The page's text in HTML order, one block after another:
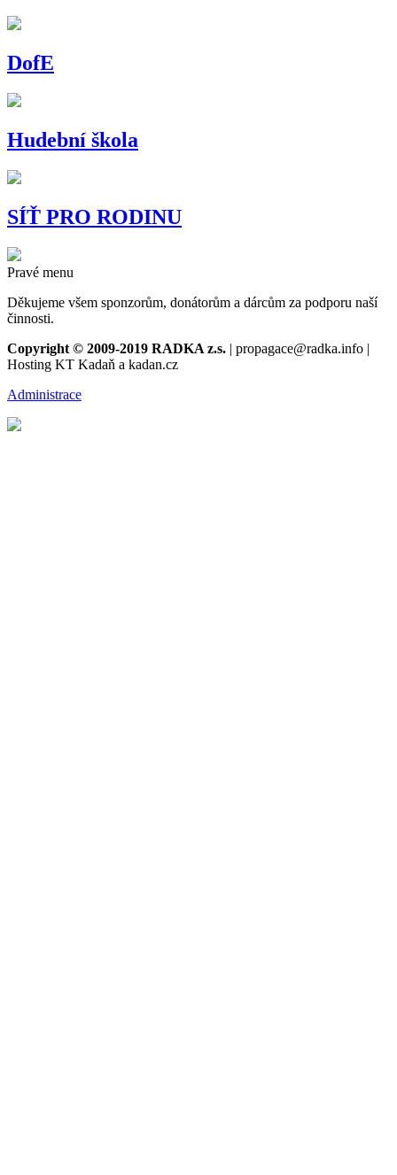
DofE
Hudební škola
SÍŤ PRO RODINU
Pravé menu
Děkujeme všem sponzorům, donátorům a dárcům za podporu naší
činnosti.
Copyright © 2009-2019 RADKA z.s. | propagace@radka.info |
Hosting KT Kadaň a kadan.cz
Administrace